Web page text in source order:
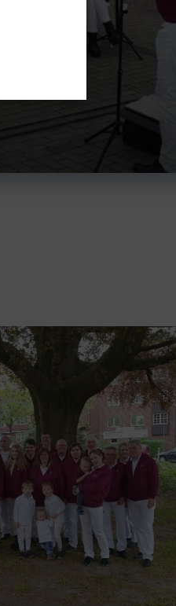
Geschäftsstelle
TSV Reinbek
Theodor-Storm-Str. 22
21465 Reinbek
040 - 40 11 326-0
info@tsv-reinbek.de